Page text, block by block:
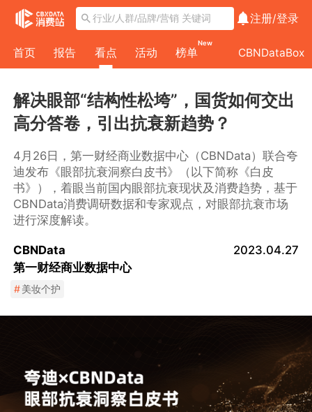
注册/登录
首页 报告 看点 活动 榜单
New
CBNDataBox
解决眼部“结构性松垮”，国货如何交出
高分答卷，引出抗衰新趋势？
4月26日，第一财经商业数据中心（CBNData）联合夸
迪发布《眼部抗衰洞察白皮书》（以下简称《白皮
书》），着眼当前国内眼部抗衰现状及消费趋势，基于
CBNData消费调研数据和专家观点，对眼部抗衰市场
进行深度解读。
CBNData
第一财经商业数据中心
2023.04.27
#美妆个护